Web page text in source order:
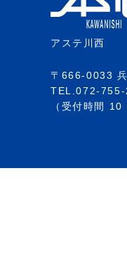
アステ川西
〒666-0033
TEL.072-755-
（受付時間 10